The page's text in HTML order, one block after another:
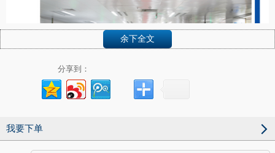
余下全文
分享到：
我要下单